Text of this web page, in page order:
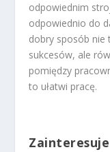
odpowiednim
odpowiednio do
dobry sposób nie
sukcesów, ale
pomiędzy
to ułatwi pracę.